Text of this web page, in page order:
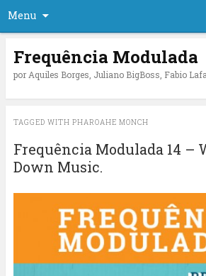
Menu
Frequência Modulada
por Aquiles Borges, Juliano BigBoss, Fabio
TAGGED WITH PHAROAHE MONCH
Frequência Modulada 14 –
Down Music.